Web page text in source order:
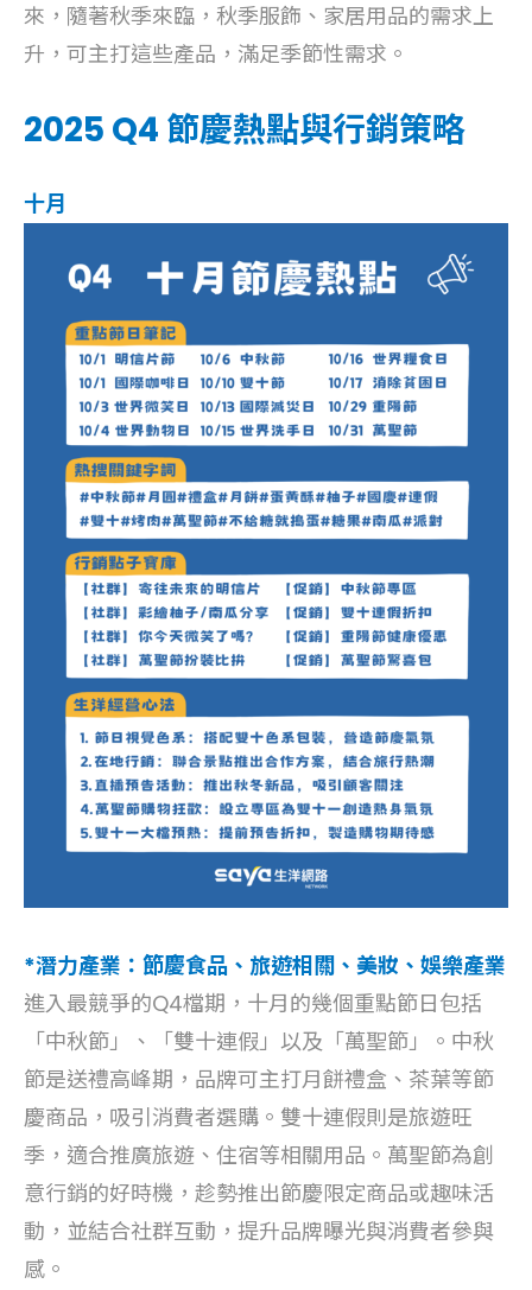
來，隨著秋季來臨，秋季服飾、家居用品的需求上
升，可主打這些產品，滿足季節性需求。
2025 Q4 節慶熱點與行銷策略
十月
*潛力產業：節慶食品、旅遊相關、美妝、娛樂產業
進入最競爭的Q4檔期，十月的幾個重點節日包括
「中秋節」、「雙十連假」以及「萬聖節」。中秋
節是送禮高峰期，品牌可主打月餅禮盒、茶葉等節
慶商品，吸引消費者選購。雙十連假則是旅遊旺
季，適合推廣旅遊、住宿等相關用品。萬聖節為創
意行銷的好時機，趁勢推出節慶限定商品或趣味活
動，並結合社群互動，提升品牌曝光與消費者參與
感。